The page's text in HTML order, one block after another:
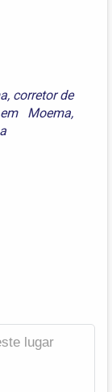
, corretor de
Moema,